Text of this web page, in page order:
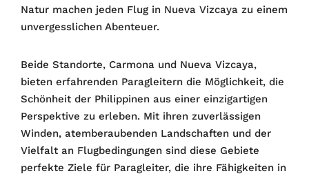
Natur machen jeden Flug in Nueva Vizcaya zu einem
unvergesslichen Abenteuer.
Beide Standorte, Carmona und Nueva Vizcaya,
bieten erfahrenden Paragleitern die Möglichkeit, die
Schönheit der Philippinen aus einer einzigartigen
Perspektive zu erleben. Mit ihren zuverlässigen
Winden, atemberaubenden Landschaften und der
Vielfalt an Flugbedingungen sind diese Gebiete
perfekte Ziele für Paragleiter, die ihre Fähigkeiten in